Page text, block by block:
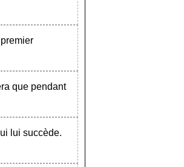
que pendant
lui succède.